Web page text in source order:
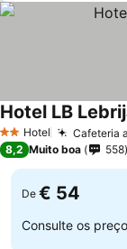
2 Estrelas
Hotel Cafeteria
Hotel LB
8,2 Muito boa 558
De € 54
Consulte os